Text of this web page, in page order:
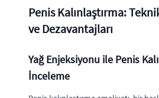
Penis Kalınlaştırma:
ve Dezavantajları
Yağ Enjeksiyonu ile Penis
İnceleme